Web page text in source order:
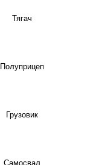
Тягач
Полуприцеп
Грузовик
Самосвал